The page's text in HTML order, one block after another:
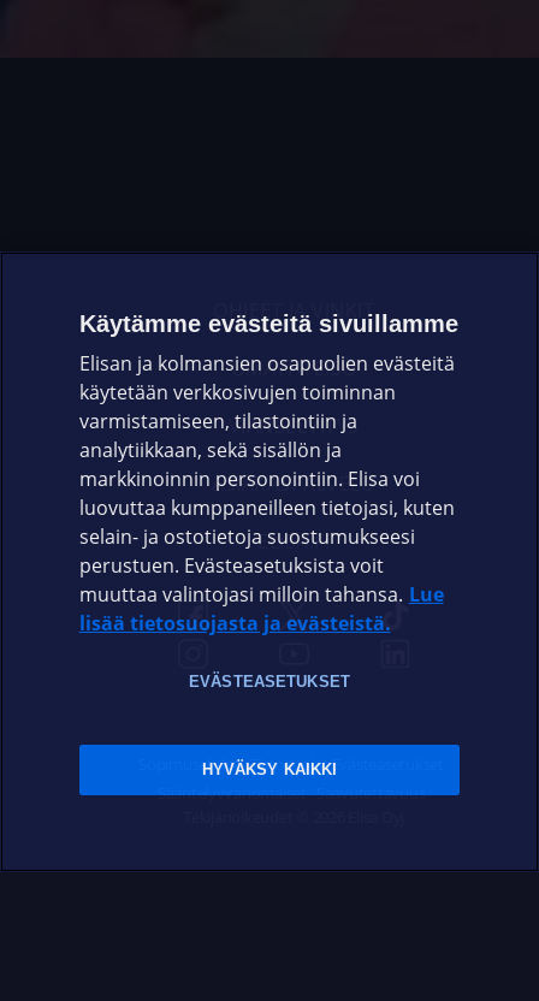
OHJEET JA VINKIT
OMAYHTEISÖ
VIANSELVITYS
ASIAKASPALVELU
ELISA.FI
Sopimusehdot Tietosuoja Evästeasetukset
Sääntelyviranomaiset Saavutettavuus
Käytämme evästeitä sivuillamme
Elisan ja kolmansien osapuolien evästeitä
käytetään verkkosivujen toiminnan
varmistamiseen, tilastointiin ja
analytiikkaan, sekä sisällön ja
markkinoinnin personointiin. Elisa voi
luovuttaa kumppaneilleen tietojasi, kuten
selain- ja ostotietoja suostumukseesi
perustuen. Evästeasetuksista voit
muuttaa valintojasi milloin tahansa. Lue
lisää tietosuojasta ja evästeistä.
EVÄSTEASETUKSET
HYVÄKSY KAIKKI